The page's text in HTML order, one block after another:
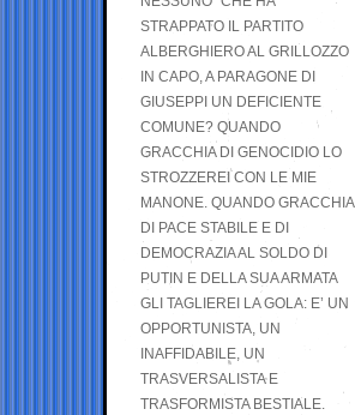
STRAPPATO IL PARTITO
ALBERGHIERO AL GRILLOZZO
IN CAPO, A PARAGONE DI
GIUSEPPI UN DEFICIENTE
COMUNE? QUANDO
GRACCHIA DI GENOCIDIO LO
STROZZEREI CON LE MIE
MANONE. QUANDO GRACCHIA
DI PACE STABILE E DI
DEMOCRAZIA AL SOLDO DI
PUTIN E DELLA SUA ARMATA
GLI TAGLIEREI LA GOLA: E’ UN
OPPORTUNISTA, UN
INAFFIDABILE, UN
TRASVERSALISTA E
TRASFORMISTA BESTIALE.